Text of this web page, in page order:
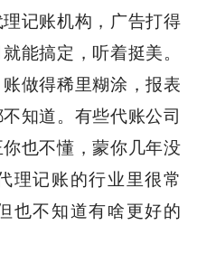
记账机构，广告打得
能搞定，听着挺美。
做得稀里糊涂，报表
知道。有些代账公司
也不懂，蒙你几年没
理记账的行业里很常
也不知道有啥更好的